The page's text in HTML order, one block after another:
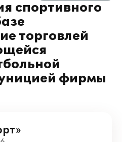
спортивного
торговлей
фирмы